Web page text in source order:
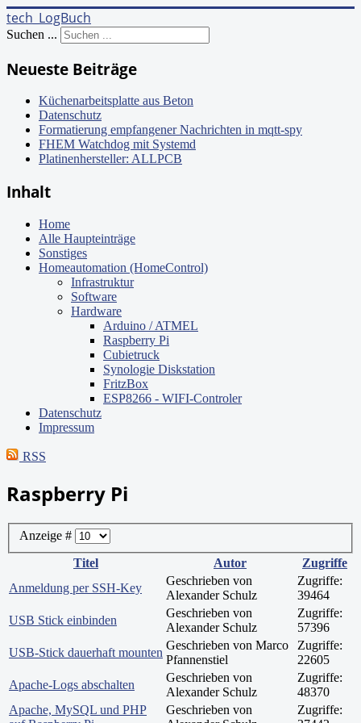
tech_LogBuch
Suchen ...
Neueste Beiträge
Küchenarbeitsplatte aus Beton
Datenschutz
Formatierung empfangener Nachrichten in mqtt-spy
FHEM Watchdog mit Systemd
Platinenhersteller: ALLPCB
Inhalt
Home
Alle Haupteinträge
Sonstiges
Homeautomation (HomeControl)
Infrastruktur
Software
Hardware
Arduino / ATMEL
Raspberry Pi
Cubietruck
Synologie Diskstation
FritzBox
ESP8266 - WIFI-Controler
Datenschutz
Impressum
RSS
Raspberry Pi
Anzeige #
Titel
Autor
Zugriffe
Anmeldung per SSH-Key
Geschrieben von
Alexander Schulz
Zugriffe:
39464
USB Stick einbinden
Geschrieben von
Alexander Schulz
Zugriffe:
57396
USB-Stick dauerhaft mounten
Geschrieben von Marco
Pfannenstiel
Zugriffe:
22605
Apache-Logs abschalten
Geschrieben von
Alexander Schulz
Zugriffe:
48370
Apache, MySQL und PHP
Geschrieben von
Zugriffe: